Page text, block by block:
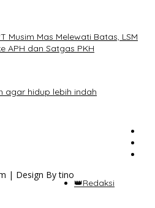
Musim Mas Melewati Batas, LSM
APH dan Satgas PKH
agar hidup lebih indah
| Design By tino
👑Redaksi